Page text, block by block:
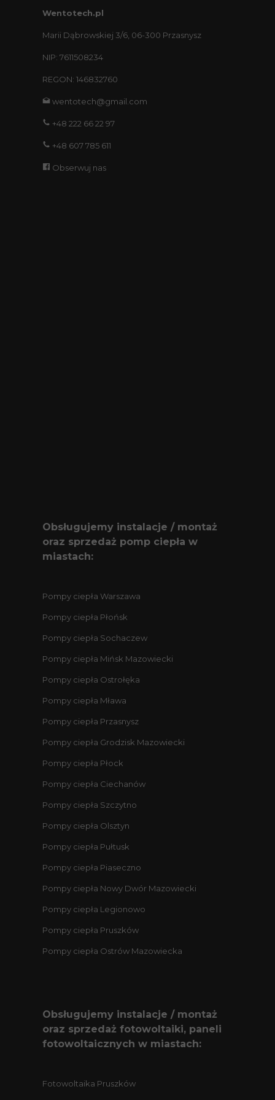
Wentotech.pl
Marii Dąbrowskiej 3/6, 06-300 Przasnysz
NIP: 7611508234
REGON: 146832760
wentotech@gmail.com
+48 222 66 22 97
+48 607 785 611
Obserwuj nas
Obsługujemy instalacje / montaż
oraz sprzedaż fotowoltaiki, paneli
fotowoltaicznych w miastach:
Fotowoltaika Pruszków
Obsługujemy instalacje / montaż
oraz sprzedaż pomp ciepła w
miastach:
Pompy ciepła Warszawa
Pompy ciepła Płońsk
Pompy ciepła Sochaczew
Pompy ciepła Mińsk Mazowiecki
Pompy ciepła Ostrołęka
Pompy ciepła Mława
Pompy ciepła Przasnysz
Pompy ciepła Grodzisk Mazowiecki
Pompy ciepła Płock
Pompy ciepła Ciechanów
Pompy ciepła Szczytno
Pompy ciepła Olsztyn
Pompy ciepła Pułtusk
Pompy ciepła Piaseczno
Pompy ciepła Nowy Dwór Mazowiecki
Pompy ciepła Legionowo
Pompy ciepła Pruszków
Pompy ciepła Ostrów Mazowiecka